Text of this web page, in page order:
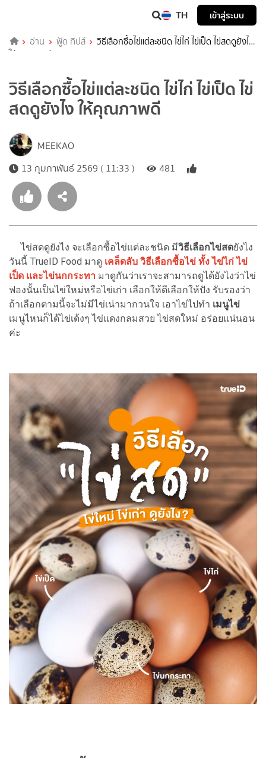
TH เข้าสู่ระบบ
อ่าน ฟู้ด ทิปส์
วิธีเลือกซื้อไข่แต่ละชนิด ไข่ไก่ ไข่เป็ด ไข่สดดูยังไง
ให้คุณภาพดี
วิธีเลือกซื้อไข่แต่ละชนิด ไข่ไก่ ไข่เป็ด ไข่
สดดูยังไง ให้คุณภาพดี
MEEKAO
13 กุมภาพันธ์ 2569 ( 11:33 )
481
ไข่สดดูยังไง จะเลือกซื้อไข่แต่ละชนิด มีวิธีเลือกไข่สดยังไง
วันนี้ TrueID Food มาดู เคล็ดลับ วิธีเลือกซื้อไข่ ทั้ง ไข่ไก่ ไข่
เป็ด และไข่นกกระทา มาดูกันว่าเราจะสามารถดูได้ยังไงว่าไข่
ฟองนั้นเป็นไข่ใหม่หรือไข่เก่า เลือกให้ดีเลือกให้ปัง รับรองว่า
ถ้าเลือกตามนี้จะไม่มีไข่เน่ามากวนใจ เอาไข่ไปทำ เมนูไข่
เมนูไหนก็ได้ไข่เด้งๆ ไข่แดงกลมสวย ไข่สดใหม่ อร่อยแน่นอน
ค่ะ